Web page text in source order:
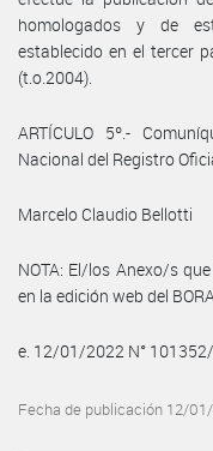
homologados y de
establecido en el tercer
(t.o.2004).
ARTÍCULO 5º.-
Nacional del Registro
Marcelo Claudio Bellotti
NOTA: El/los Anexo/s
en la edición web del
e. 12/01/2022 N°
Fecha de publicación 12/